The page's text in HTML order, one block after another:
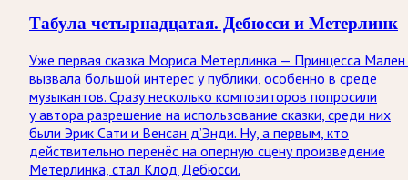
Табула четырнадцатая. Дебюсси и Метерлинк
Уже первая сказка Мориса Метерлинка — Принцесса
вызвала большой интерес у публики, особенно в среде
музыкантов. Сразу несколько композиторов попросили
у автора разрешение на использование сказки, среди них
были Эрик Сати и Венсан д’Энди. Ну, а первым, кто
действительно перенёс на оперную сцену произведение
Метерлинка, стал Клод Дебюсси.